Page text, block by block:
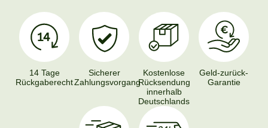
14 Tage
Rückgaberecht
Sicherer
Zahlungsvorgang
Kostenlose
Rücksendung
innerhalb
Deutschlands
Geld-zurück-
Garantie